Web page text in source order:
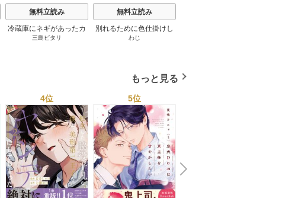
無料立読み
冷蔵庫にネギがあったカ
モ 2巻
三島ピタリ
無料立読み
別れるために色仕掛けし
てみた 15巻
わじ
もっと見る
4位 5位
N
e
x
t